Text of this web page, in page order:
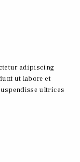
adipiscing
ut labore et
ultrices